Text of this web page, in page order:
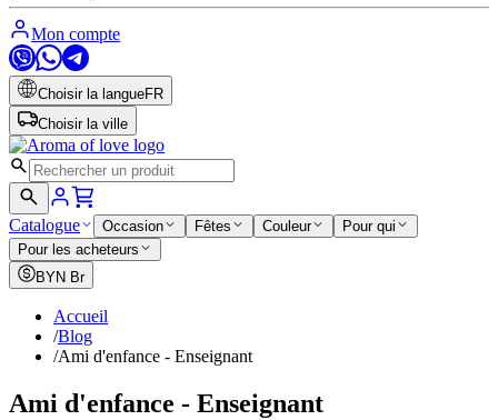
Mon compte
Choisir la langueFR
Choisir la ville
Catalogue Occasion Fêtes Couleur
Pour qui
Pour les acheteurs
BYN Br
Accueil
/Blog
/Ami d'enfance - Enseignant
Ami d'enfance - Enseignant